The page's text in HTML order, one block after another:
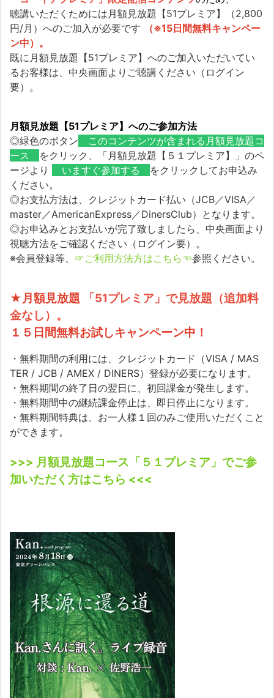
聴講いただくためには月額見放題【51プレミア】（2,800
円/月）へのご加入が必要です
（※15日間無料キャンペー
ン中）。
既に月額見放題【51プレミア】へのご加入いただいてい
るお客様は、中央画面よりご聴講ください（ログイン
要）。
月額見放題【51プレミア】へのご参加方法
◎緑色のボタン このコンテンツが含まれる月額見放題コ
ース をクリック、「月額見放題【５１プレミア】」のペ
ージより
いますぐ参加する をクリックしてお申込み
ください。
◎お支払方法は、クレジットカード払い（JCB／VISA／
master／AmericanExpress／DinersClub）となります。
◎お申込みとお支払いが完了致しましたら、中央画面より
視聴方法をご確認ください（ログイン要）。
※会員登録等、 ☞ご利用方法方はこちら☜参照ください。
★月額見放題
「51プレミア」で見放題（追加料
金なし）。
１５日間無料お試しキャンペーン中！
・無料期間の利用には、クレジットカード（VISA / MAS
TER / JCB / AMEX / DINERS）登録が必要になります。
・無料期間の終了日の翌日に、初回課金が発生します。
・無料期間中の継続課金停止は、即日停止になります。
・無料期間特典は、お一人様１回のみご使用いただくこと
ができます。
>>> 月額見放題コース「５１プレミア」でご参
加いただく方はこちら <<<